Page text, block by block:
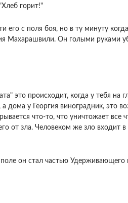
горит!"
с поля боя, но в ту минуту
Махарашвили. Он голыми руками
это происходит, когда у тебя на
дома у Георгия виноградник, это
что-то, что уничтожает все
от зла. Человеком же зло входит
он стал частью